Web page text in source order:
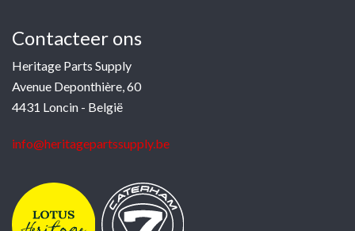
Contacteer ons
Heritage Parts Supply
Avenue Deponthière, 60
4431 Loncin - België
info@heritagepartssupply.be